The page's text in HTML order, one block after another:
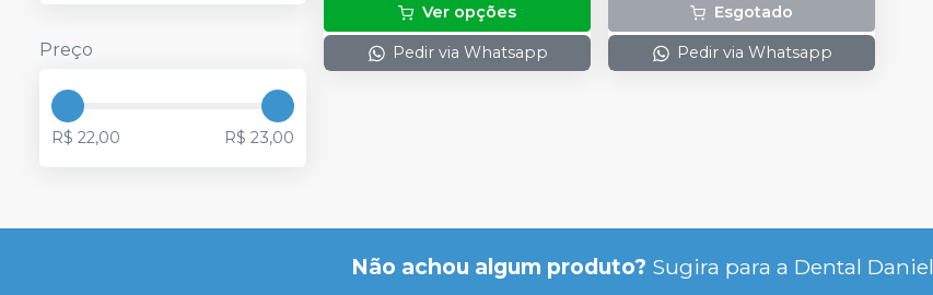
Preço
R$ 22,00 R$ 23,00
Ver opções
Pedir via Whatsapp
Esgotado
Pedir via Whatsapp
Não achou algum produto? Sugira para a Dental Daniel